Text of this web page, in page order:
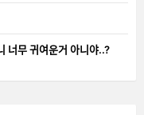
너무 귀여운거 아니야..?